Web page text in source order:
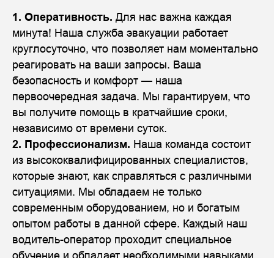
1. Оперативность. Для нас важна каждая
минута! Наша служба эвакуации работает
круглосуточно, что позволяет нам моментально
реагировать на ваши запросы. Ваша
безопасность и комфорт — наша
первоочередная задача. Мы гарантируем, что
вы получите помощь в кратчайшие сроки,
независимо от времени суток.
2. Профессионализм. Наша команда состоит
из высококвалифицированных специалистов,
которые знают, как справляться с различными
ситуациями. Мы обладаем не только
современным оборудованием, но и богатым
опытом работы в данной сфере. Каждый наш
водитель-оператор проходит специальное
обучение и обладает необходимыми навыками